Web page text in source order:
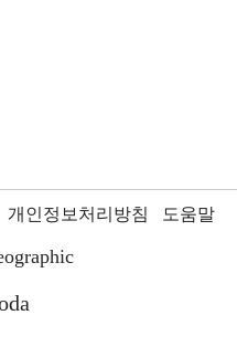
개인정보처리방침 도움말